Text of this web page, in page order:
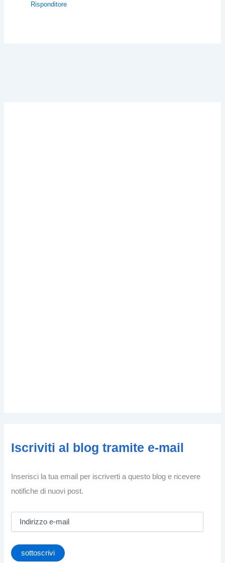
Risponditore
Iscriviti al blog tramite e-mail
Inserisci la tua email per iscriverti a questo blog e ricevere
notifiche di nuovi post.
i
r
sottoscrivi